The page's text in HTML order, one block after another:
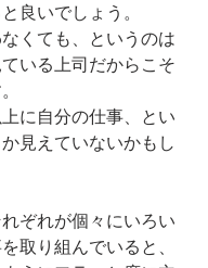
良いでしょう。
くても、というのは
いる上司だからこそ
に自分の仕事、とい
見えていないかもし
ぞれが個々にいろい
取り組んでいると、